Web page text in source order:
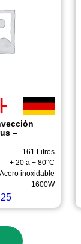
–
161 Litros
+ 20 a + 80°C
Acero inoxidable
1600W